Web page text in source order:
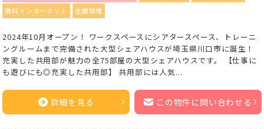
無料インターネット
全館禁煙
2024年10月オープン！ ワークスペースにシアタースペース、トレーニ
ングルームまで完備された大型シェアハウスが埼玉県川口市に誕生！
充実した共用部が魅力の全75部屋の大型シェアハウスです。 【仕事に
も遊びにも◎充実した共用部】 共用部には人気...
詳細を見る この物件に問い合わせる